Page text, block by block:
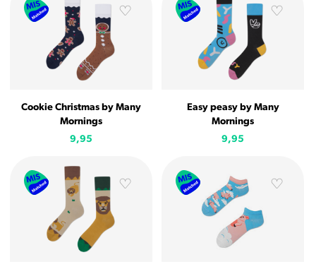
Cookie Christmas by Many
Mornings
9,95
Easy peasy by Many
Mornings
9,95